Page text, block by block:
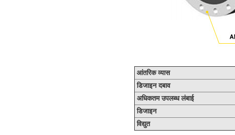
आंतरिक व्यास
डिजाइन दबाव
अधिकतम उपलब्ध लंबाई
डिजाइन
विद्युत